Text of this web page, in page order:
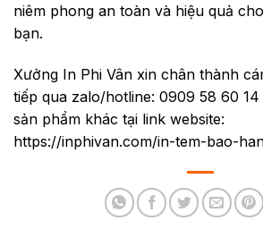
niêm phong an toàn và hiệu quả
bạn.
Xưởng In Phi Vân xin chân thành
tiếp qua zalo/hotline: 0909 58 60 14
sản phẩm khác tại link website:
https://inphivan.com/in-tem-bao-